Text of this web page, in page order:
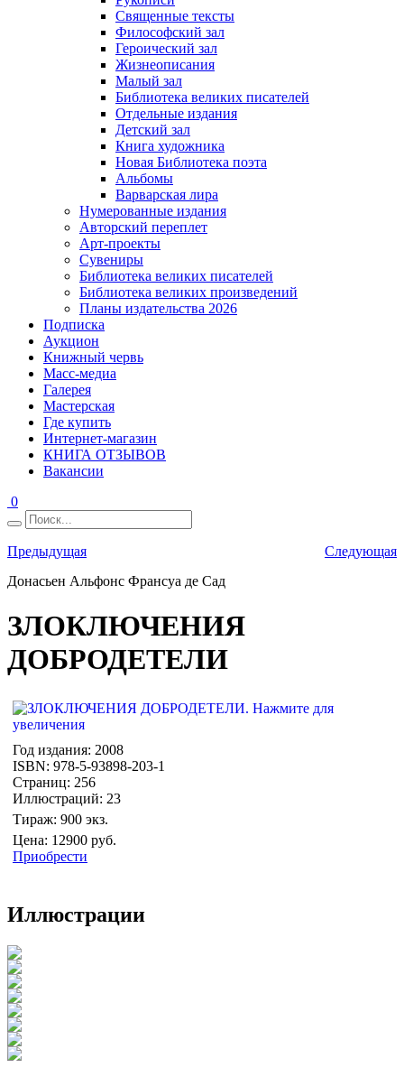
Священные тексты
Философский зал
Героический зал
Жизнеописания
Малый зал
Библиотека великих писателей
Отдельные издания
Детский зал
Книга художника
Новая Библиотека поэта
Альбомы
Варварская лира
Нумерованные издания
Авторский переплет
Арт-проекты
Сувениры
Библиотека великих писателей
Библиотека великих произведений
Планы издательства 2026
Подписка
Аукцион
Книжный червь
Масс-медиа
Галерея
Мастерская
Где купить
Интернет-магазин
КНИГА ОТЗЫВОВ
Вакансии
0
Предыдущая
Следующая
Донасьен Альфонс Франсуа де Сад
ЗЛОКЛЮЧЕНИЯ
ДОБРОДЕТЕЛИ
Год издания: 2008
ISBN: 978-5-93898-203-1
Страниц: 256
Иллюстраций: 23
Тираж: 900 экз.
Цена: 12900 руб.
Приобрести
Иллюстрации